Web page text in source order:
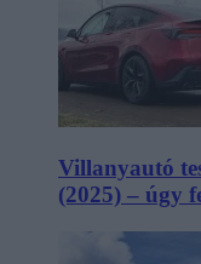
Villanyautó
(2025) – úgy